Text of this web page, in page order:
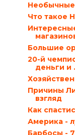
Что такое
Большие
20-й
деньги и
Причины
взгляд
Как
Америка -
Барбосы -